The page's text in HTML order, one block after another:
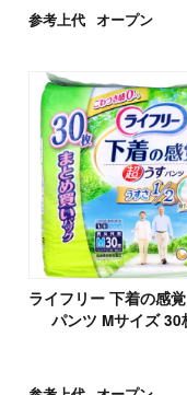
参考上代 オープン
ライフリー 下着の感
パンツ Mサイズ 30